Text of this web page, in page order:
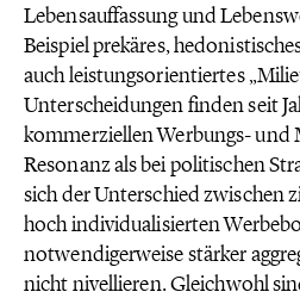
Lebensauffassung und
Beispiel prekäres,
auch leistungsorientiertes
Unterscheidungen finden seit
kommerziellen Werbungs- und
Resonanz als bei politischen
sich der Unterschied zwischen
hoch individualisierten
notwendigerweise stärker
nicht nivellieren. Gleichwohl